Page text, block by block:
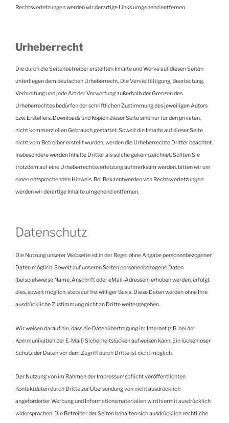
Rechtsverletzungen werden wir derartige Links umgehend entfernen.
Urheberrecht
Die durch die Seitenbetreiber erstellten Inhalte und Werke auf diesen Seiten
unterliegen dem deutschen Urheberrecht. Die Vervielfältigung, Bearbeitung,
Verbreitung und jede Art der Verwertung außerhalb der Grenzen des
Urheberrechtes bedürfen der schriftlichen Zustimmung des jeweiligen Autors
bzw. Erstellers. Downloads und Kopien dieser Seite sind nur für den privaten,
nicht kommerziellen Gebrauch gestattet. Soweit die Inhalte auf dieser Seite
nicht vom Betreiber erstellt wurden, werden die Urheberrechte Dritter beachtet.
Insbesondere werden Inhalte Dritter als solche gekennzeichnet. Sollten Sie
trotzdem auf eine Urheberrechtsverletzung aufmerksam werden, bitten wir um
einen entsprechenden Hinweis. Bei Bekanntwerden von Rechtsverletzungen
werden wir derartige Inhalte umgehend entfernen.
Datenschutz
Die Nutzung unserer Webseite ist in der Regel ohne Angabe personenbezogener
Daten möglich. Soweit auf unseren Seiten personenbezogene Daten
(beispielsweise Name, Anschrift oder eMail-Adressen) erhoben werden, erfolgt
dies, soweit möglich, stets auf freiwilliger Basis. Diese Daten werden ohne Ihre
ausdrückliche Zustimmung nicht an Dritte weitergegeben.
Wir weisen darauf hin, dass die Datenübertragung im Internet (z.B. bei der
Kommunikation per E-Mail) Sicherheitslücken aufweisen kann. Ein lückenloser
Schutz der Daten vor dem Zugriff durch Dritte ist nicht möglich.
Der Nutzung von im Rahmen der Impressumspflicht veröffentlichten
Kontaktdaten durch Dritte zur Übersendung von nicht ausdrücklich
angeforderter Werbung und Informationsmaterialien wird hiermit ausdrücklich
widersprochen. Die Betreiber der Seiten behalten sich ausdrücklich rechtliche